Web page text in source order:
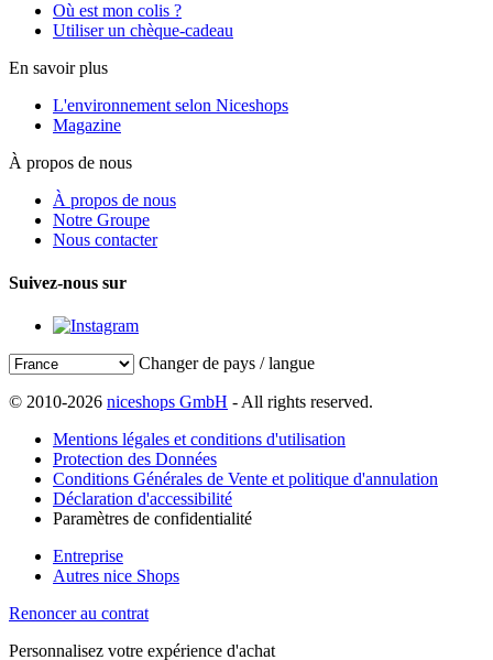
Où est mon colis ?
Utiliser un chèque-cadeau
En savoir plus
L'environnement selon Niceshops
Magazine
À propos de nous
À propos de nous
Notre Groupe
Nous contacter
Suivez-nous sur
Changer de pays / langue
© 2010-2026 niceshops GmbH - All rights reserved.
Mentions légales et conditions d'utilisation
Protection des Données
Conditions Générales de Vente et politique d'annulation
Déclaration d'accessibilité
Paramètres de confidentialité
Entreprise
Autres nice Shops
Renoncer au contrat
Personnalisez votre expérience d'achat